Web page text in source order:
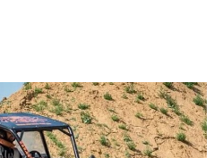
акустики